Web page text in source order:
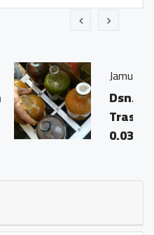
Jamu Tradisisional Madun
Dsn. Sengon RT04/03
Trasan Kec. Bandongan
0.03 KM